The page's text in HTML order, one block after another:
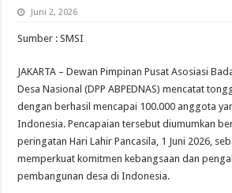
Juni 2, 2026
Sumber : SMSI
JAKARTA – Dewan Pimpinan Pusat Asosiasi
Desa Nasional (DPP ABPEDNAS) mencatat
dengan berhasil mencapai 100.000 anggota
Indonesia. Pencapaian tersebut diumumkan
peringatan Hari Lahir Pancasila, 1 Juni 2026,
memperkuat komitmen kebangsaan dan
pembangunan desa di Indonesia.